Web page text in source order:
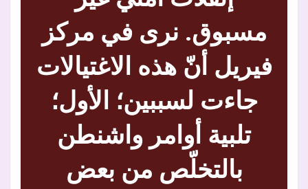
مسبوق. نرى في مركز
فيريل أنّ هذه الاغتيالات
جاءت لسببين؛ الأول؛
تلبية أوامر واشنطن
بالتخلّص من بعض